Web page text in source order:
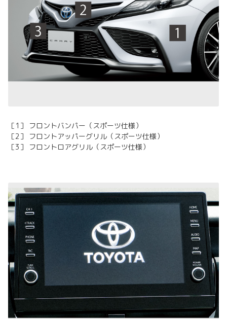
［1］ フロントバンパー（スポーツ仕様）
［2］ フロントアッパーグリル（スポーツ仕様）
［3］ フロントロアグリル（スポーツ仕様）